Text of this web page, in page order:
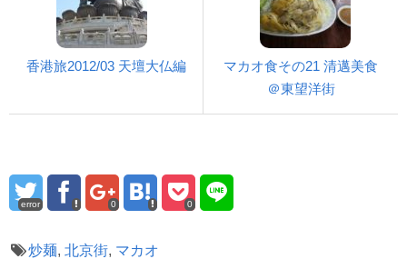
香港旅2012/03 天壇大仏編
マカオ食その21 清邁美食
＠東望洋街
error 0 0
炒麺, 北京街, マカオ